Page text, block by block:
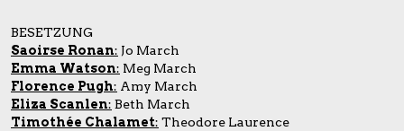
BESETZUNG
Saoirse Ronan: Jo March
Emma Watson: Meg March
Florence Pugh: Amy March
Eliza Scanlen: Beth March
Timothée Chalamet: Theodore Laurence